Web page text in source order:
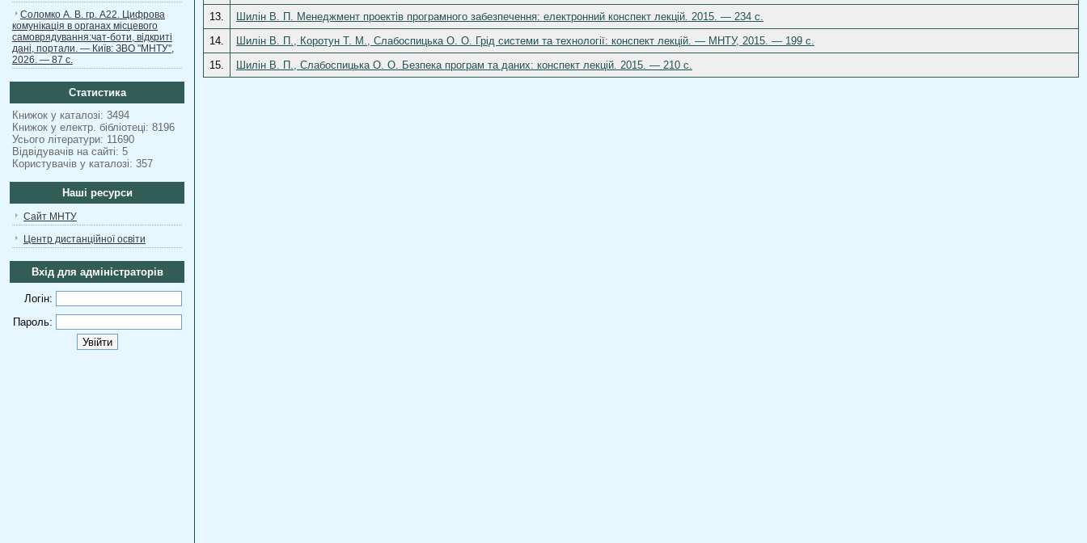
Соломко А. В. гр. А22. Цифрова
комунікація в органах місцевого
самоврядування:чат-боти, відкриті
дані, портали. — Київ: ЗВО "МНТУ",
2026. — 87 с.
Статистика
Книжок у каталозі: 3494
Книжок у електр. бібліотеці: 8196
Усього літератури: 11690
Відвідувачів на сайті: 5
Користувачів у каталозі: 357
Наші ресурси
Сайт МНТУ
Центр дистанційної освіти
Вхід для адміністраторів
Логін:
Пароль:
13.
Шилін В. П. Менеджмент проектів програмного забезпечення: електронний конспект лекцій. 2015. — 234 c.
14.
Шилін В. П., Коротун Т. М., Слабоспицька О. О. Грід системи та технології: конспект лекцій. — МНТУ, 2015. — 199 c.
15.
Шилін В. П., Слабоспицька О. О. Безпека програм та даних: конспект лекцій. 2015. — 210 c.